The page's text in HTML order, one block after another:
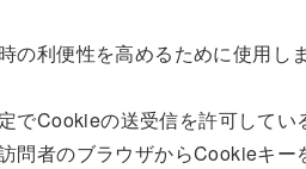
の利便性を高めるために使用し
でCookieの送受信を許可してい
問者のブラウザからCookieキー